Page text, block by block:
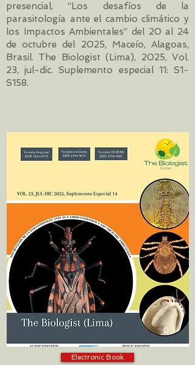
presencial, “Los desafíos de la
parasitología ante el cambio climático y
los Impactos Ambientales” del 20 al 24
de octubre del 2025, Maceío, Alagoas,
Brasil. The Biologist (Lima), 2025, Vol.
23, jul-dic. Suplemento especial 11: S1-
S158.
Electronic Book